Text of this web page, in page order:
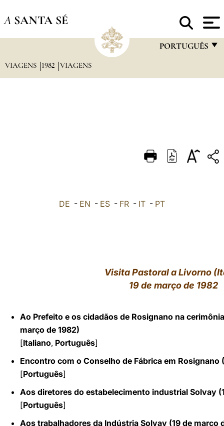
A SANTA SÉ
PORTUGUÊS
DEUTSCH
العربيّة
VIAGENS 1982 VIAGENS
DE - EN - ES - FR - IT - PT
Visita Pastoral a Livorno
19 de março de 1982
Ao Prefeito e os cidadãos de Rosignano na
março de 1982)
[Italiano, Português]
Encontro com o Conselho de Fábrica em Rosignano
[Português]
Aos diretores do estabelecimento industrial Solvay
[Português]
Aos trabalhadores da Indústria Solvay (19 de março